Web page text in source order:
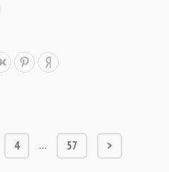
4 … 57 >